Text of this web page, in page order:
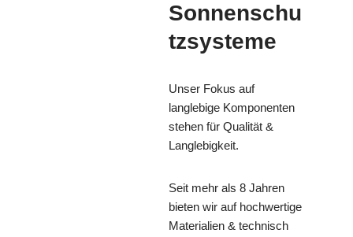
Sonnenschu
tzsysteme
Unser Fokus auf
langlebige Komponenten
stehen für Qualität &
Langlebigkeit.
Seit mehr als 8 Jahren
bieten wir auf hochwertige
Materialien & technisch